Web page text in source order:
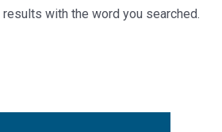
with the word you searched.